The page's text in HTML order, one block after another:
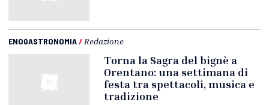
ENOGASTRONOMIA/ Redazione
Torna la Sagra del bignè a
Orentano: una settimana di
festa tra spettacoli, musica e
tradizione